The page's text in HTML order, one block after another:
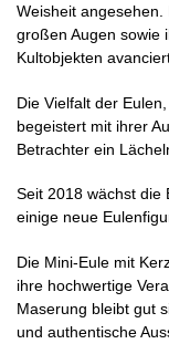
Weisheit
großen Augen sowie
Kultobjekten
Die Vielfalt der
begeistert mit ihrer
Betrachter ein
Seit 2018 wächst die
einige neue
Die Mini-Eule mit
ihre hochwertige
Maserung bleibt gut
und authentische